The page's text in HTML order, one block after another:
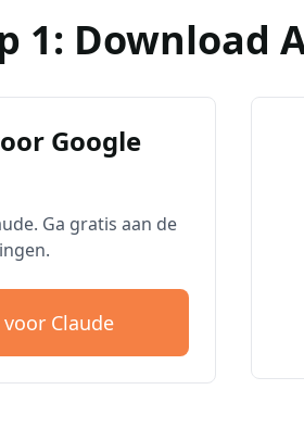
1: Download
Google
Ga gratis aan de
Claude